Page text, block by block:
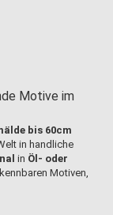
Motive im
bis 60cm
in handliche
in Öl- oder
Motiven,